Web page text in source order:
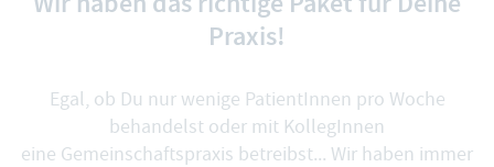
Praxis!
Egal, ob Du nur wenige PatientInnen pro Woche
behandelst oder mit KollegInnen
eine Gemeinschaftspraxis betreibst... Wir haben immer